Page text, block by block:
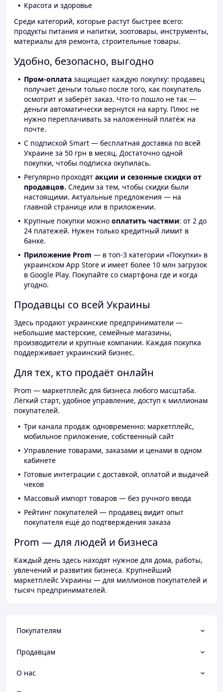
Красота и здоровье
Среди категорий, которые растут быстрее всего:
продукты питания и напитки, зоотовары, инструменты,
материалы для ремонта, строительные товары.
Удобно, безопасно, выгодно
Пром-оплата защищает каждую покупку: продавец
получает деньги только после того, как покупатель
осмотрит и заберёт заказ. Что-то пошло не так —
деньги автоматически вернутся на карту. Плюс не
нужно переплачивать за наложенный платёж на
почте.
С подпиской Smart — бесплатная доставка по всей
Украине за 50 грн в месяц. Достаточно одной
покупки, чтобы подписка окупилась.
Регулярно проходят акции и сезонные скидки от
продавцов. Следим за тем, чтобы скидки были
настоящими. Актуальные предложения — на
главной странице или в приложении.
Крупные покупки можно оплатить частями: от 2 до
24 платежей. Нужен только кредитный лимит в
банке.
Приложение Prom — в топ-3 категории «Покупки» в
украинском App Store и имеет более 10 млн загрузок
в Google Play. Покупайте со смартфона где и когда
угодно.
Продавцы со всей Украины
Здесь продают украинские предприниматели —
небольшие мастерские, семейные магазины,
производители и крупные компании. Каждая покупка
поддерживает украинский бизнес.
Для тех, кто продаёт онлайн
Prom — маркетплейс для бизнеса любого масштаба.
Лёгкий старт, удобное управление, доступ к миллионам
покупателей.
Три канала продаж одновременно: маркетплейс,
мобильное приложение, собственный сайт
Управление товарами, заказами и ценами в одном
кабинете
Готовые интеграции с доставкой, оплатой и выдачей
чеков
Массовый импорт товаров — без ручного ввода
Рейтинг покупателей — продавец видит опыт
покупателя ещё до подтверждения заказа
Prom — для людей и бизнеса
Каждый день здесь находят нужное для дома, работы,
увлечений и развития бизнеса. Крупнейший
маркетплейс Украины — для миллионов покупателей и
тысяч предпринимателей.
Покупателям
Продавцам
О нас